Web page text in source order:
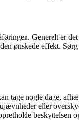
Generelt er
ønskede effekt.
tage nogle dage,
eller
beskyttelsen